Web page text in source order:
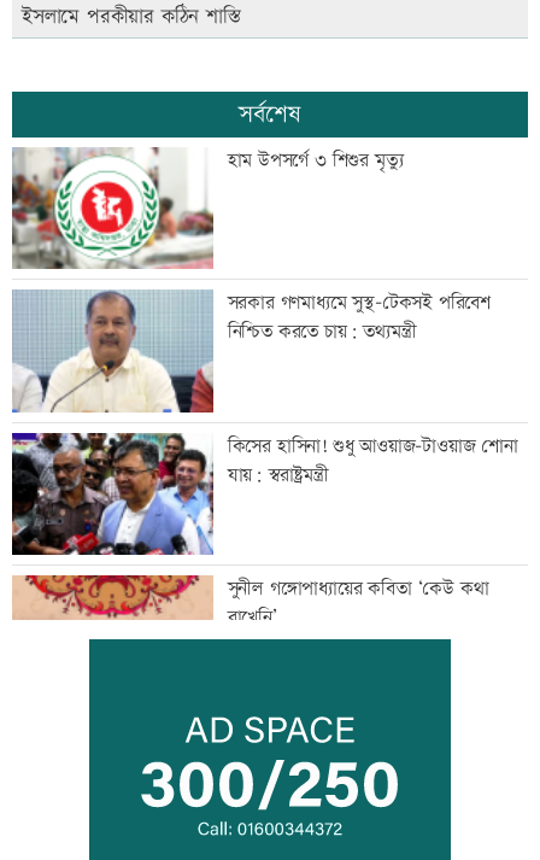
ইসলামে পরকীয়ার কঠিন শাস্তি
সর্বশেষ
হাম উপসর্গে ৩ শিশুর মৃত্যু
সরকার গণমাধ্যমে সুস্থ-টেকসই পরিবেশ
নিশ্চিত করতে চায়: তথ্যমন্ত্রী
কিসের হাসিনা! শুধু আওয়াজ-টাওয়াজ শোনা
যায়: স্বরাষ্ট্রমন্ত্রী
সুনীল গঙ্গোপাধ্যায়ের কবিতা ‘কেউ কথা
রাখেনি’
অপরাধ প্রতিরোধে সবাইকে সচেতন থাকার
আহবান প্রশাসনের